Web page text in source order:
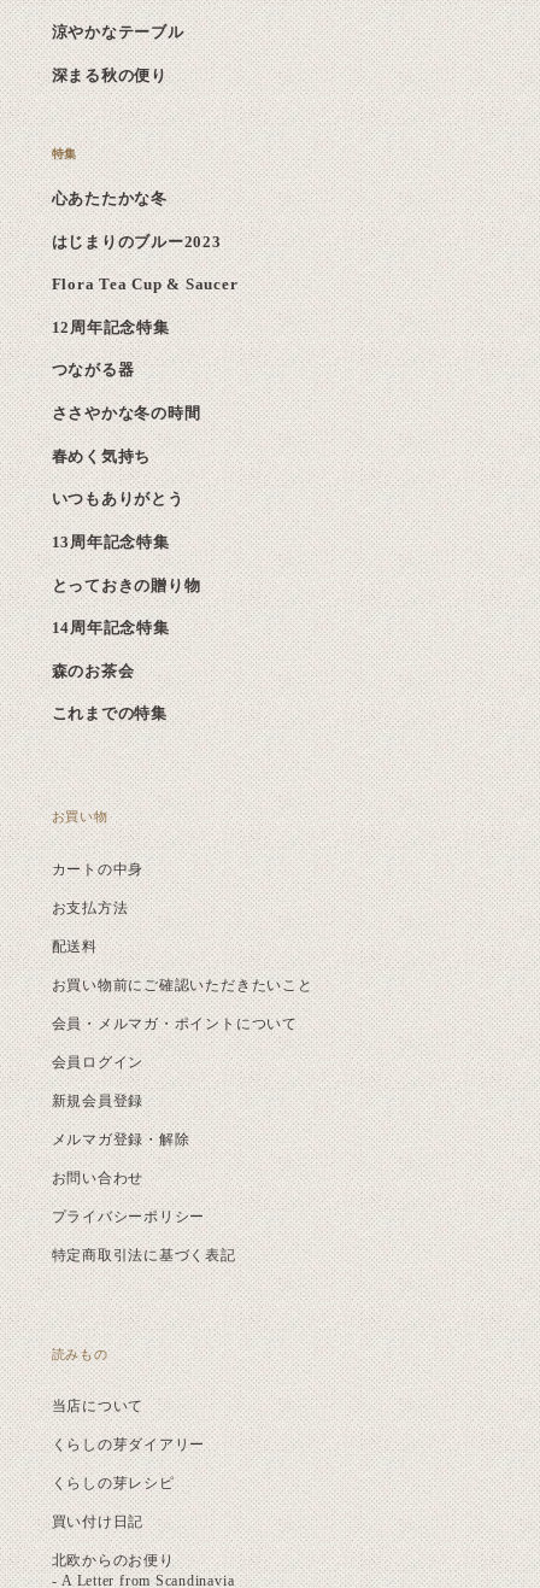
涼やかなテーブル
深まる秋の便り
心あたたかな冬
はじまりのブルー2023
Flora Tea Cup & Saucer
12周年記念特集
つながる器
ささやかな冬の時間
春めく気持ち
いつもありがとう
13周年記念特集
とっておきの贈り物
14周年記念特集
森のお茶会
これまでの特集
お買い物
カートの中身
お支払方法
配送料
お買い物前にご確認いただきたいこと
会員・メルマガ・ポイントについて
会員ログイン
新規会員登録
メルマガ登録・解除
お問い合わせ
プライバシーポリシー
特定商取引法に基づく表記
読みもの
当店について
くらしの芽ダイアリー
くらしの芽レシピ
買い付け日記
北欧からのお便り
- A Letter from Scandinavia